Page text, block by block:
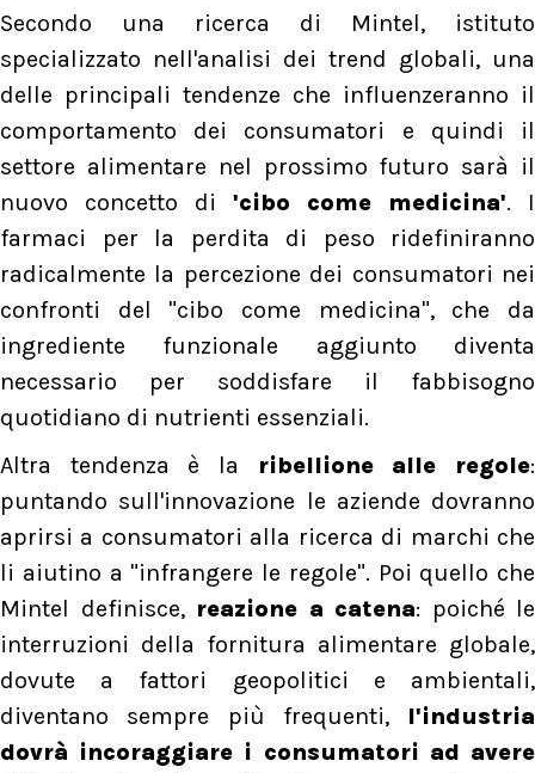
Secondo una ricerca di Mintel, istituto
specializzato nell'analisi dei trend globali, una
delle principali tendenze che influenzeranno il
comportamento dei consumatori e quindi il
settore alimentare nel prossimo futuro sarà il
nuovo concetto di 'cibo come medicina'. I
farmaci per la perdita di peso ridefiniranno
radicalmente la percezione dei consumatori nei
confronti del "cibo come medicina", che da
ingrediente funzionale aggiunto diventa
necessario per soddisfare il fabbisogno
quotidiano di nutrienti essenziali.
Altra tendenza è la
ribellione alle regole:
puntando sull'innovazione le aziende dovranno
aprirsi a consumatori alla ricerca di marchi che
li aiutino a "infrangere le regole". Poi quello che
Mintel definisce, reazione a catena: poiché le
interruzioni della fornitura alimentare globale,
dovute a fattori geopolitici e ambientali,
diventano sempre più frequenti, l'industria
dovrà incoraggiare i consumatori ad avere